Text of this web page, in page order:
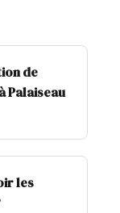
de
Palaiseau
les